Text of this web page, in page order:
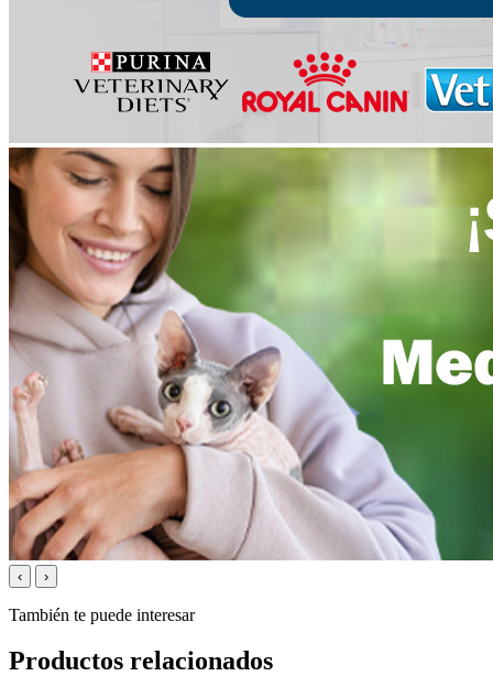
‹ ›
También te puede interesar
Productos relacionados